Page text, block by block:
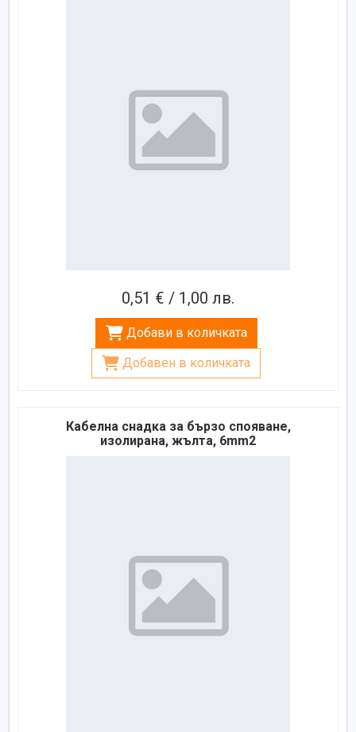
0,51 € / 1,00 лв.
Добави в количката
Добавен в количката
Кабелна снадка за бързо спояване,
изолирана, жълта, 6mm2